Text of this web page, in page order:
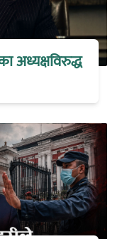
अध्यक्षविरुद्ध